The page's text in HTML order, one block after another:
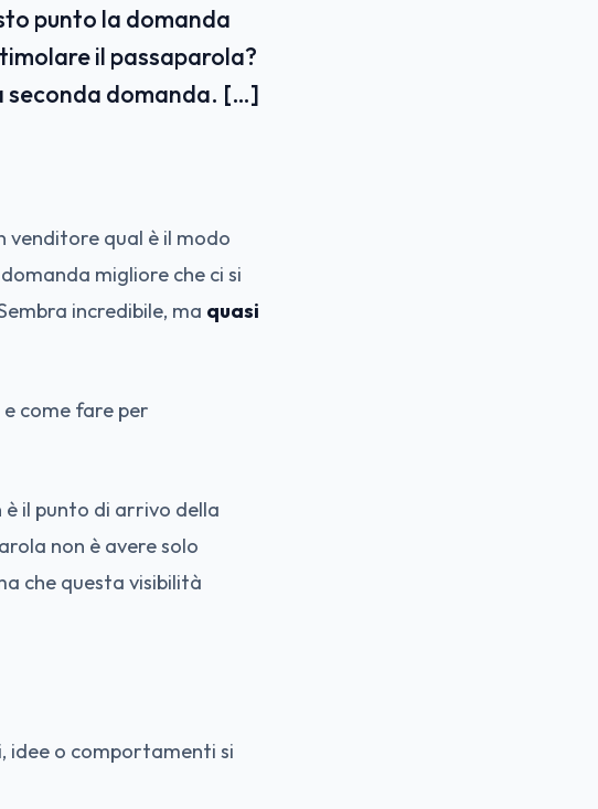
punto la domanda
il passaparola?
seconda domanda. […]
venditore qual è il modo
migliore che ci si
incredibile, ma quasi
come fare per
il punto di arrivo della
non è avere solo
che questa visibilità
idee o comportamenti si